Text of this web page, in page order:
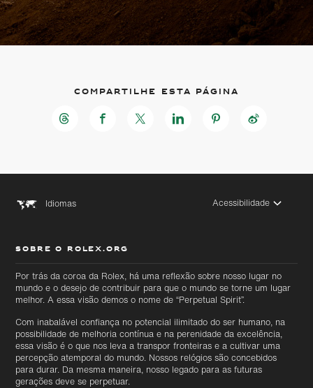
Compartilhe esta página
Idiomas Acessibilidade
SOBRE O ROLEX.ORG
Por trás da coroa da Rolex, há uma reflexão sobre nosso lugar no
mundo e o desejo de contribuir para que o mundo se torne um lugar
melhor. A essa visão demos o nome de “Perpetual Spirit”.
Com inabalável confiança no potencial ilimitado do ser humano, na
possibilidade de melhoria contínua e na perenidade da excelência,
essa visão é o que nos leva a transpor fronteiras e a cultivar uma
percepção atemporal do mundo. Nossos relógios são concebidos
para durar. Da mesma maneira, nosso legado para as futuras
gerações deve se perpetuar.